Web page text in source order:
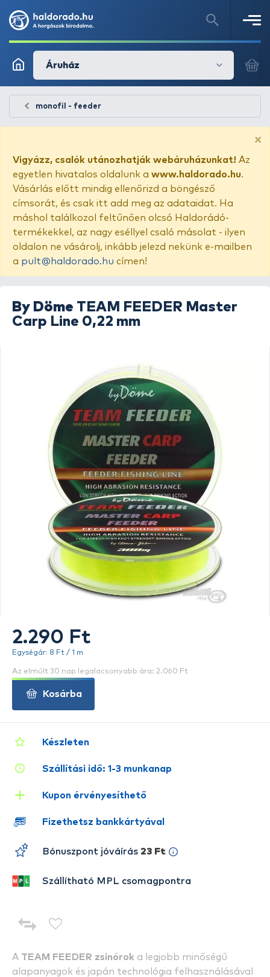
Áruház
monofil - feeder
×
Vigyázz, csalók utánozhatják webáruházunkat! Az
egyetlen hivatalos oldalunk a www.haldorado.hu.
Vásárlás előtt mindig ellenőrizd a böngésző
címsorát, és csak itt add meg az adataidat. Ha
máshol találkozol feltűnően olcsó Haldorádó-
termékekkel, az nagy eséllyel csaló másolat - ilyen
oldalon ne vásárolj, inkább jelezd nekünk e-mailben
a pult@haldorado.hu címen!
By Döme TEAM FEEDER Master
Carp Line 0,22 mm
A TEAM FEEDER zsinórok a legjobb minőségű
alapanyagok és japán technológia felhasználásával
Készleten
Szállítási idő: 1-3 munkanap
Kupon érvényesíthető
Fizethetsz bankkártyával
Bónuszpont jóváírás 23 Ft
Szállítható MPL csomagpontra
2.290 Ft
Egységár: 8 Ft / 1 m
Az elmúlt 30 nap legalacsonyabb ára: 2.060 Ft
Kosárba